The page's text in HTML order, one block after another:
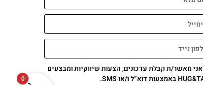
תשלום מאובטח 0
אני מאשר/ת קבלת עדכונים, הצעות שיווקיות ומבצעים